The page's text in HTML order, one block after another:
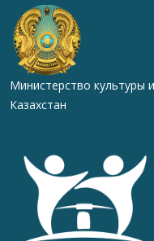
Министерство культуры
Казахстан